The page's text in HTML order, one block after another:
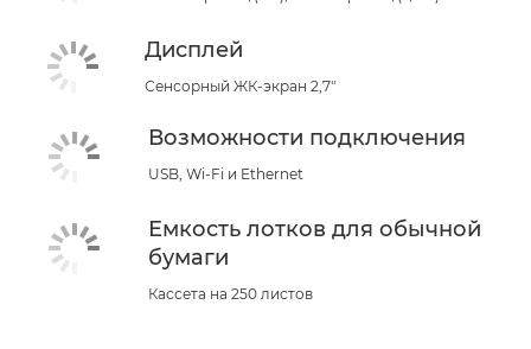
Дисплей
Сенсорный ЖК-экран 2,7"
Возможности подключения
USB, Wi-Fi и Ethernet
Емкость лотков для обычной
бумаги
Кассета на 250 листов